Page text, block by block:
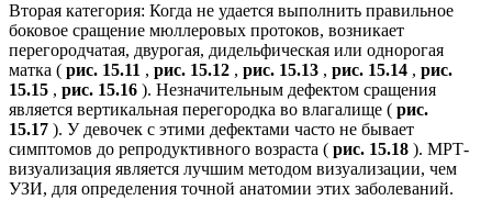
Вторая категория: Когда не удается выполнить правильное
боковое сращение мюллеровых протоков, возникает
перегородчатая, двурогая, дидельфическая или однорогая
матка ( рис. 15.11 , рис. 15.12 , рис. 15.13 , рис. 15.14 , рис.
15.15 , рис. 15.16 ). Незначительным дефектом сращения
является вертикальная перегородка во влагалище ( рис.
15.17 ). У девочек с этими дефектами часто не бывает
симптомов до репродуктивного возраста ( рис. 15.18 ). МРТ-
визуализация является лучшим методом визуализации, чем
УЗИ, для определения точной анатомии этих заболеваний.